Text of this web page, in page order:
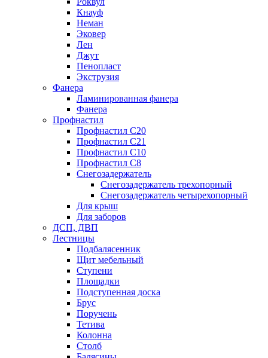
Кнауф
Неман
Эковер
Лен
Джут
Пенопласт
Экструзия
Фанера
Ламинированная фанера
Фанера
Профнастил
Профнастил С20
Профнастил С21
Профнастил С10
Профнастил С8
Снегозадержатель
Снегозадержатель трехопорный
Снегозадержатель четырехопорный
Для крыш
Для заборов
ДСП, ДВП
Лестницы
Подбалясенник
Щит мебельный
Ступени
Площадки
Подступенная доска
Брус
Поручень
Тетива
Колонна
Столб